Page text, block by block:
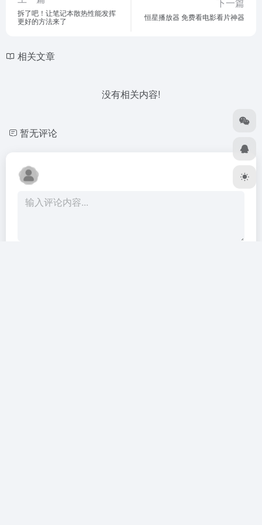
拆了吧！让笔记本散热性能发挥
更好的方法来了
恒星播放器 免费看电影看片神器
相关文章
没有相关内容!
暂无评论